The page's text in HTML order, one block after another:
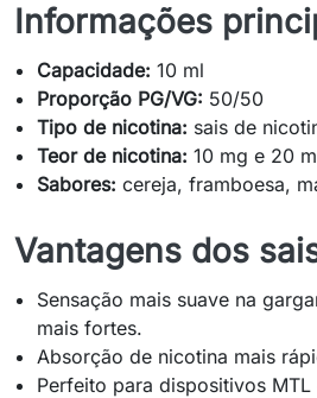
Informações
Capacidade: 10 ml
Proporção PG/VG: 50/50
Tipo de nicotina: sais de
Teor de nicotina: 10 mg e 20
Sabores: cereja, framboesa,
Vantagens dos
Sensação mais suave na
mais fortes.
Absorção de nicotina mais
Perfeito para dispositivos